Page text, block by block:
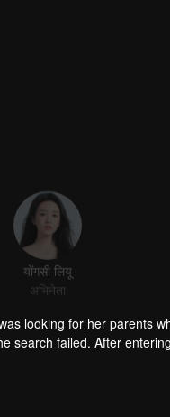
योंगसी लियू
अभिनेता
looking for her parents
search failed. After
to an accident.